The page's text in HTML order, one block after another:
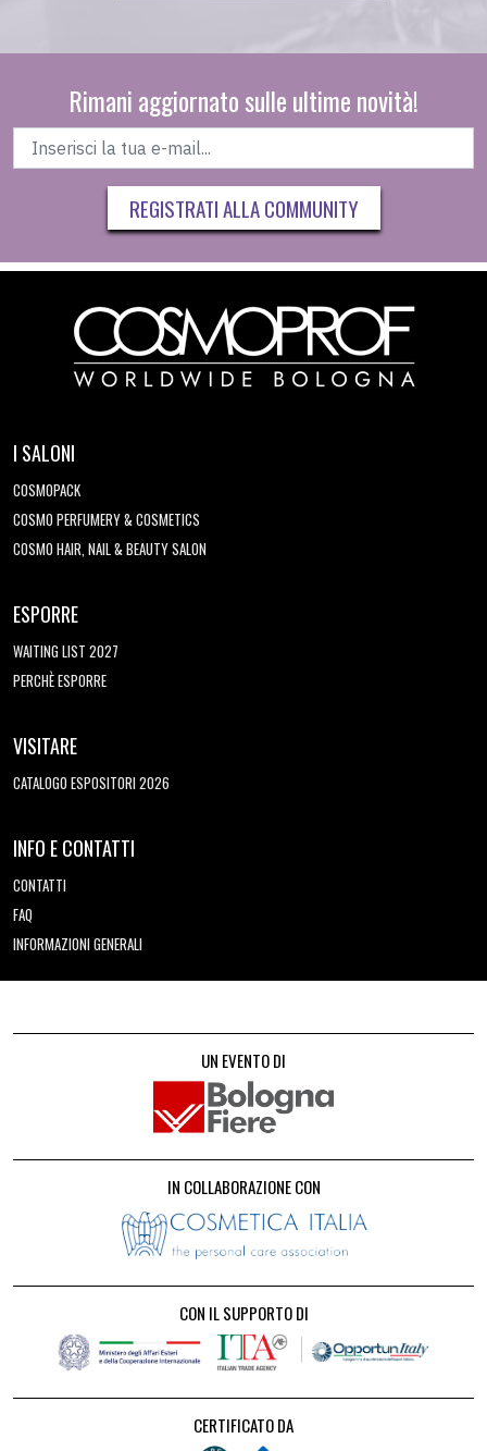
Rimani aggiornato sulle ultime novità!
REGISTRATI ALLA COMMUNITY
I SALONI
COSMOPACK
COSMO PERFUMERY & COSMETICS
COSMO HAIR, NAIL & BEAUTY SALON
ESPORRE
WAITING LIST 2027
PERCHÈ ESPORRE
VISITARE
CATALOGO ESPOSITORI 2026
INFO E CONTATTI
CONTATTI
FAQ
INFORMAZIONI GENERALI
UN EVENTO DI
IN COLLABORAZIONE CON
CON IL SUPPORTO DI
CERTIFICATO DA